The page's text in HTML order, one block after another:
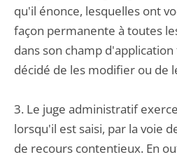
qu'il énonce, lesquelles ont
façon permanente à toutes
dans son champ
décidé de les modifier ou de
3. Le juge administratif
lorsqu'il est saisi, par la voie
de recours contentieux. En